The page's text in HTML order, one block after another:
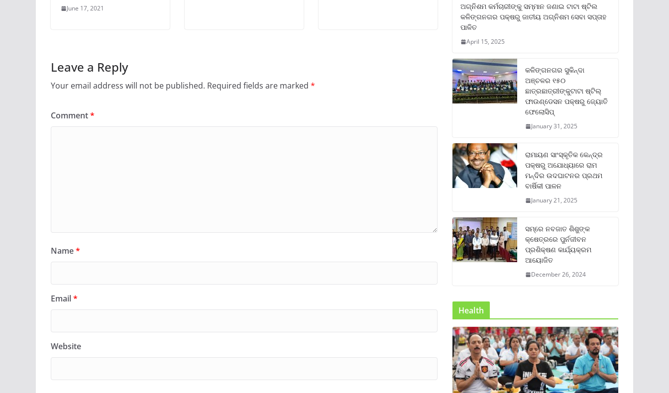
June 17, 2021
Leave a Reply
Your email address will not be published. Required fields are marked *
Comment*
Name*
Email*
Website
ଅଗ୍ନିଶମ କର୍ମଚାରୀଙ୍କୁ ସମ୍ମାନ ଜଣାଇ ଟାଟା ଷ୍ଟିଲ
କଳିଙ୍ଗନଗର ପକ୍ଷରୁ ଜାତୀୟ ଅଗ୍ନିଶମ ସେବା ସପ୍ତାହ
ପାଳିତ
April 15, 2025
କଳିଙ୍ଗନଗର ସୁକିନ୍ଦା
ଅଞ୍ଚଳର ୧୫୦
ଛାତ୍ରଛାତ୍ରୀଙ୍କୁଟାଟା ଷ୍ଟିଲ୍
ଫାଉଣ୍ଡେସନ ପକ୍ଷରୁ ଜ୍ୟୋତି
ଫେଲୋସିପ୍‌
January 31, 2025
ରାମାୟଣ ସାଂସ୍କୃତିକ କେନ୍ଦ୍ର
ପକ୍ଷରୁ ଅଯୋଧ୍ୟାରେ ରାମ
ମନ୍ଦିର ଉଦଘାଟନର ପ୍ରଥମ
ବାର୍ଷିକୀ ପାଳନ
January 21, 2025
ସମ୍‌ରେ ନବଜାତ ଶିଶୁଙ୍କ
କ୍ଷେତ୍ରରେ ପୁର୍ନଜୀବନ
ପ୍ରଶିକ୍ଷଣ କାର୍ଯ୍ୟକ୍ରମ
ଆୟୋଜିତ
December 26, 2024
Health